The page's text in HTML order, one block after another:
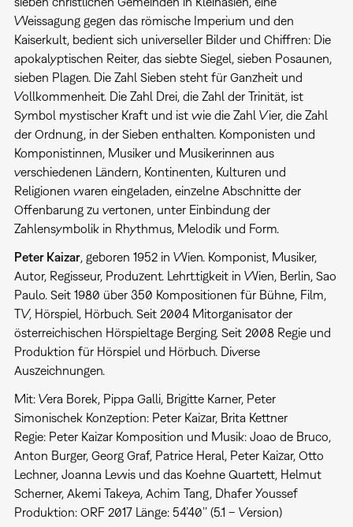
Weissagung gegen das römische Imperium und den
Kaiserkult, bedient sich universeller Bilder und Chiffren: Die
apokalyptischen Reiter, das siebte Siegel, sieben Posaunen,
sieben Plagen. Die Zahl Sieben steht für Ganzheit und
Vollkommenheit. Die Zahl Drei, die Zahl der Trinität, ist
Symbol mystischer Kraft und ist wie die Zahl Vier, die Zahl
der Ordnung, in der Sieben enthalten. Komponisten und
Komponistinnen, Musiker und Musikerinnen aus
verschiedenen Ländern, Kontinenten, Kulturen und
Religionen waren eingeladen, einzelne Abschnitte der
Offenbarung zu vertonen, unter Einbindung der
Zahlensymbolik in Rhythmus, Melodik und Form.
Peter Kaizar, geboren 1952 in Wien. Komponist, Musiker,
Autor, Regisseur, Produzent. Lehrt.tigkeit in Wien, Berlin, Sao
Paulo. Seit 1980 über 350 Kompositionen für Bühne, Film,
TV, Hörspiel, Hörbuch. Seit 2004 Mitorganisator der
österreichischen Hörspieltage Berging. Seit 2008 Regie und
Produktion für Hörspiel und Hörbuch. Diverse
Auszeichnungen.
Mit: Vera Borek, Pippa Galli, Brigitte Karner, Peter
Simonischek Konzeption: Peter Kaizar, Brita Kettner
Regie: Peter Kaizar Komposition und Musik: Joao de Bruco,
Anton Burger, Georg Graf, Patrice Heral, Peter Kaizar, Otto
Lechner, Joanna Lewis und das Koehne Quartett, Helmut
Scherner, Akemi Takeya, Achim Tang, Dhafer Youssef
Produktion: ORF 2017 Länge: 54’40’’ (5.1 – Version)